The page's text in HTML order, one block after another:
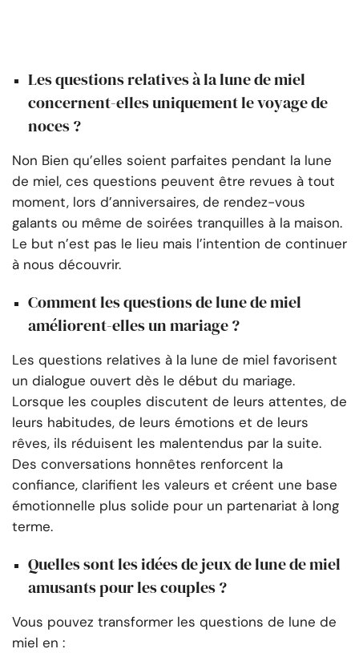
Les questions relatives à la lune de miel
concernent-elles uniquement le voyage de
noces ?
Non Bien qu’elles soient parfaites pendant la lune
de miel, ces questions peuvent être revues à tout
moment, lors d’anniversaires, de rendez-vous
galants ou même de soirées tranquilles à la maison.
Le but n’est pas le lieu mais l’intention de continuer
à nous découvrir.
Comment les questions de lune de miel
améliorent-elles un mariage ?
Les questions relatives à la lune de miel favorisent
un dialogue ouvert dès le début du mariage.
Lorsque les couples discutent de leurs attentes, de
leurs habitudes, de leurs émotions et de leurs
rêves, ils réduisent les malentendus par la suite.
Des conversations honnêtes renforcent la
confiance, clarifient les valeurs et créent une base
émotionnelle plus solide pour un partenariat à long
terme.
Quelles sont les idées de jeux de lune de miel
amusants pour les couples ?
Vous pouvez transformer les questions de lune de
miel en :